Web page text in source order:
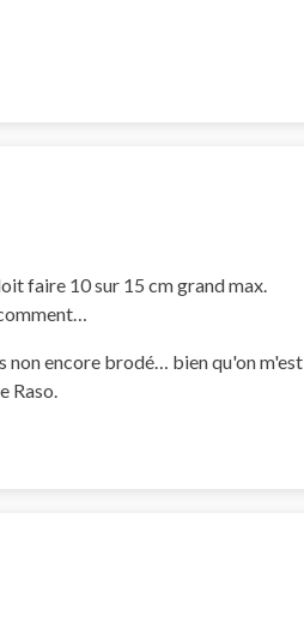
faire 10 sur 15 cm grand max.
non encore brodé… bien qu'on m'est
Raso.